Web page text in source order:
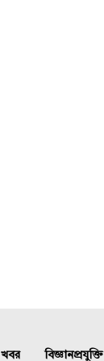
খবর বিজ্ঞানপ্রযুক্তি